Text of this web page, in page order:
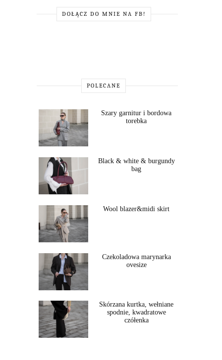
DOŁĄCZ DO MNIE NA FB!
POLECANE
Szary garnitur i bordowa
torebka
Black & white & burgundy
bag
Wool blazer&midi skirt
Czekoladowa marynarka
ovesize
Skórzana kurtka, wełniane
spodnie, kwadratowe
czółenka